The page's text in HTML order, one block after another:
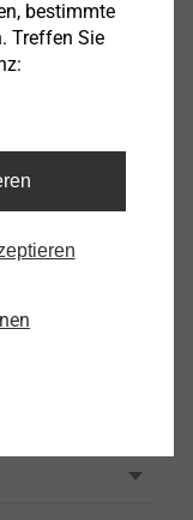
bestimmte
Treffen Sie